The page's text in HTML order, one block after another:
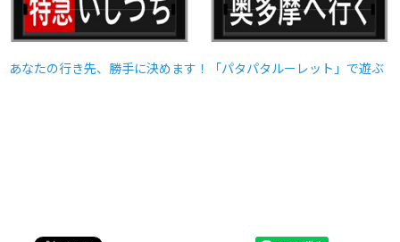
あなたの行き先、勝手に決めます！「パタパタルーレット」で遊ぶ